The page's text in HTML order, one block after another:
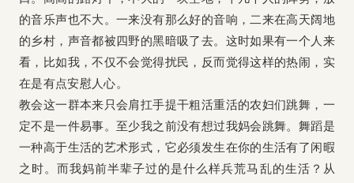
的音乐声也不大。一来没有那么好的音响，二来在高天阔地
的乡村，声音都被四野的黑暗吸了去。这时如果有一个人来
看，比如我，不仅不会觉得扰民，反而觉得这样的热闹，实
在是有点安慰人心。
教会这一群本来只会肩扛手提干粗活重活的农妇们跳舞，一
定不是一件易事。至少我之前没有想过我妈会跳舞。舞蹈是
一种高于生活的艺术形式，它必须发生在你的生活有了闲暇
之时。而我妈前半辈子过的是什么样兵荒马乱的生活？从